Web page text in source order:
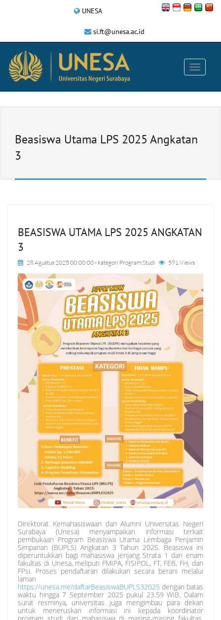
UNESA
si.ft@unesa.ac.id
Beasiswa Utama LPS 2025 Angkatan
3
BEASISWA UTAMA LPS 2025 ANGKATAN
3
28 Agustus 2025 00:00:00- kategori Program Studi 591 Views
Direktorat Kemahasiswaan dan Alumni Universitas Negeri
Surabaya (Unesa) menyampaikan informasi terkait
pembukaan Program Beasiswa Utama Lembaga Penjamin
Simpanan (BUPLS) Angkatan 3 Tahun 2025. Beasiswa ini
diperuntukkan bagi mahasiswa jenjang Strata 1 dari enam
fakultas di Unesa, meliputi FMIPA, FISIPOL, FT, FEB, FH, dan
FPsi. Proses pendaftaran dilakukan secara berani melalui
laman
https://unesa.me/daftarBeasiswaBUPLS32025 dengan batas
waktu hingga 7 September 2025 pukul 23.59 WIB. Dalam
surat resminya, universitas juga mengimbau para dekan
untuk meneruskan informasi ini kepada koordinator